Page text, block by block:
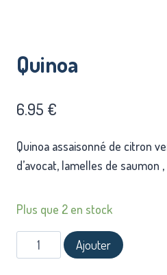
Quinoa
6.95 €
Quinoa assaisonné de citron
d’avocat, lamelles de saumon
Plus que 2 en stock
Ajouter